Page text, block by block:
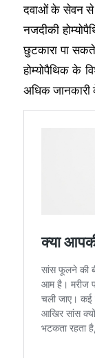
दवाओं के सेवन से
नजदीकी
छुटकारा पा
होम्योपैथिक के
अधिक जानकारी